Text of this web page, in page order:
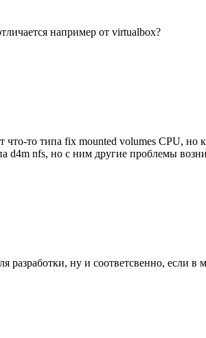
например от virtualbox?
то типа fix mounted volumes CPU,
d4m nfs, но с ним другие проблемы
ну и соответсвенно, если в